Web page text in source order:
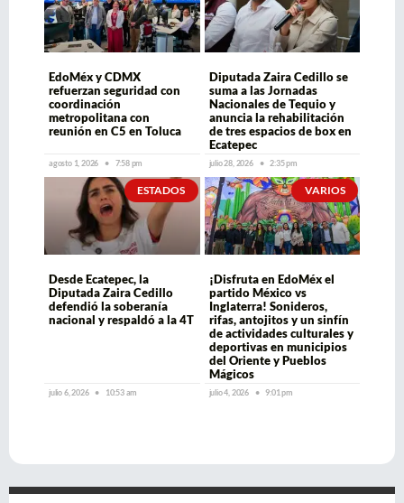
EdoMéx y CDMX
refuerzan seguridad con
coordinación
metropolitana con
reunión en C5 en Toluca
agosto 1, 2026 7:58 pm
Diputada Zaira Cedillo se
suma a las Jornadas
Nacionales de Tequio y
anuncia la rehabilitación
de tres espacios de box en
Ecatepec
julio 28, 2026 2:35 pm
ESTADOS
Desde Ecatepec, la
Diputada Zaira Cedillo
defendió la soberanía
nacional y respaldó a la 4T
julio 6, 2026 10:53 am
VARIOS
¡Disfruta en EdoMéx el
partido México vs
Inglaterra! Sonideros,
rifas, antojitos y un sinfín
de actividades culturales y
deportivas en municipios
del Oriente y Pueblos
Mágicos
julio 4, 2026 9:01 pm